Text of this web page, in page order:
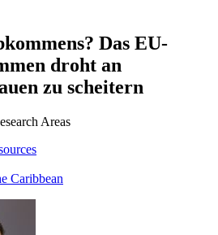
Das EU-
droht an
zu scheitern
Areas
Caribbean